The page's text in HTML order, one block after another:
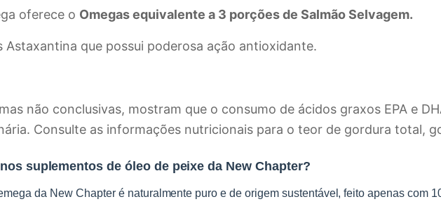
oferece o Omegas equivalente a 3 porções de Salmão Selvagem.
Astaxantina que possui poderosa ação antioxidante.
não conclusivas, mostram que o consumo de ácidos graxos EPA e
Consulte as informações nutricionais para o teor de gordura total,
suplementos de óleo de peixe da New Chapter?
da New Chapter é naturalmente puro e de origem sustentável, feito apenas com